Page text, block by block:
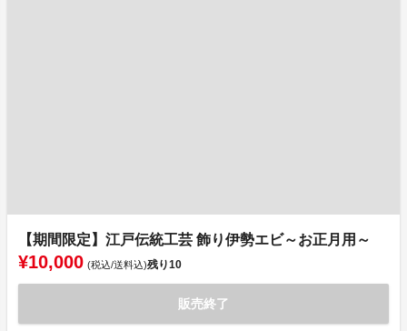
【期間限定】江戸伝統工芸 飾り伊勢エビ～お正月用～
¥10,000 (税込/送料込)残り10
販売終了